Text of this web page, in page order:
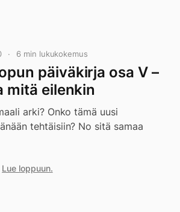
6 min lukukokemus
päiväkirja osa V –
mitä eilenkin
arki? Onko tämä uusi
tehtäisiin? No sitä samaa
Lue loppuun.